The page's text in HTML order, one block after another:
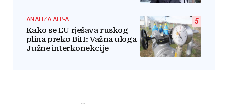
5
ANALIZA AFP-A
Kako se EU rješava ruskog
plina preko BiH: Važna uloga
Južne interkonekcije